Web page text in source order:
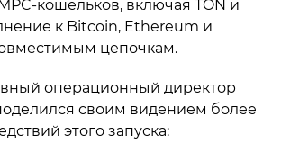
кошельков, включая TON и
к Bitcoin, Ethereum и
цепочкам.
операционный директор
своим видением более
этого запуска: